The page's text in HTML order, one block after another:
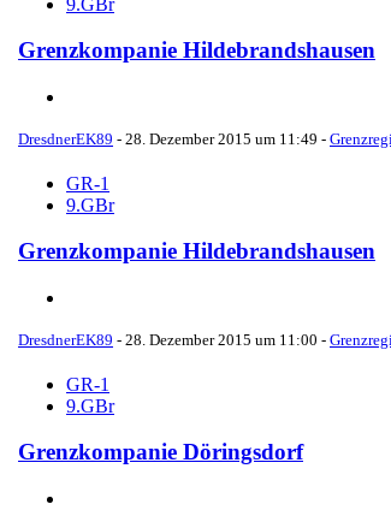
Grenzkompanie Hildebrandshausen
DresdnerEK89 - 28. Dezember 2015 um 11:49 -
GR-1
9.GBr
Grenzkompanie Hildebrandshausen
DresdnerEK89 - 28. Dezember 2015 um 11:00 -
GR-1
9.GBr
Grenzkompanie Döringsdorf